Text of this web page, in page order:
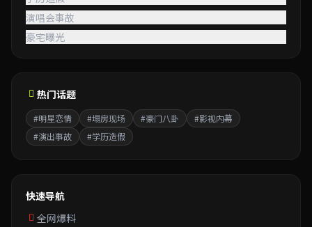
演唱会事故
豪宅曝光
热门话题
#明星恋情 #塌房现场 #豪门八卦
#影视内幕
#演出事故
#学历造假
快速导航
全网爆料